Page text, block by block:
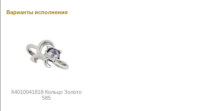
Варианты исполнения
К4010041818 Кольцо Золото
585